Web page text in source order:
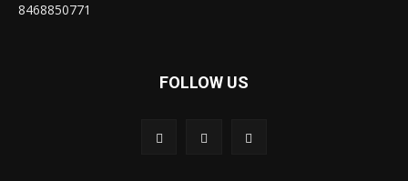
8468850771
FOLLOW US